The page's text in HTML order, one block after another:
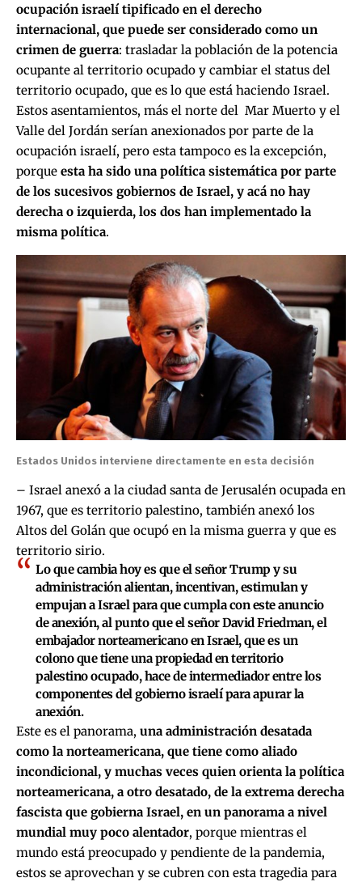
ocupación israelí tipificado en el derecho
internacional, que puede ser considerado como un
crimen de guerra: trasladar la población de la potencia
ocupante al territorio ocupado y cambiar el status del
territorio ocupado, que es lo que está haciendo Israel.
Estos asentamientos, más el norte del Mar Muerto y el
Valle del Jordán serían anexionados por parte de la
ocupación israelí, pero esta tampoco es la excepción,
porque esta ha sido una política sistemática por parte
de los sucesivos gobiernos de Israel, y acá no hay
derecha o izquierda, los dos han implementado la
misma política.
Estados Unidos interviene directamente en esta decisión
– Israel anexó a la ciudad santa de Jerusalén ocupada en
1967, que es territorio palestino, también anexó los
Altos del Golán que ocupó en la misma guerra y que es
territorio sirio.
Lo que cambia hoy es que el señor Trump y su
administración alientan, incentivan, estimulan y
empujan a Israel para que cumpla con este anuncio
de anexión, al punto que el señor David Friedman, el
embajador norteamericano en Israel, que es un
colono que tiene una propiedad en territorio
palestino ocupado, hace de intermediador entre los
componentes del gobierno israelí para apurar la
anexión.
Este es el panorama, una administración desatada
como la norteamericana, que tiene como aliado
incondicional, y muchas veces quien orienta la política
norteamericana, a otro desatado, de la extrema derecha
fascista que gobierna Israel, en un panorama a nivel
mundial muy poco alentador, porque mientras el
mundo está preocupado y pendiente de la pandemia,
estos se aprovechan y se cubren con esta tragedia para